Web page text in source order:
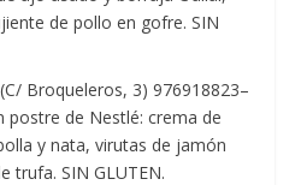
de pollo en gofre. SIN
(C/ Broqueleros, 3) 976918823–
postre de Nestlé: crema de
y nata, virutas de jamón
trufa. SIN GLUTEN.